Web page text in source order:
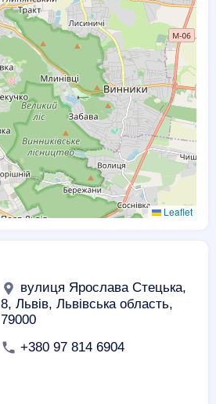
Leaflet
вулиця Ярослава Стецька,
8, Львів, Львівська область,
79000
+380 97 814 6904